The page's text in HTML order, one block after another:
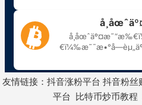
友情链接： 抖音涨粉平台 抖音粉丝
平台
比特币炒币教程